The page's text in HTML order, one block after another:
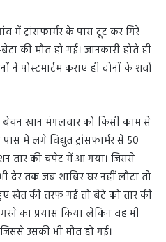
में ट्रांसफार्मर के पास टूट कर गिरे
की मौत हो गई। जानकारी होते ही
ने पोस्टमार्टम कराए ही दोनों के शवों
बेचन खान मंगलवार को किसी काम से
में लगे विद्युत ट्रांसफार्मर से 50
तार की चपेट में आ गया। जिससे
देर तक जब शाबिर घर नहीं लौटा तो
खेत की तरफ गई तो बेटे को तार की
का प्रयास किया लेकिन वह भी
उसकी भी मौत हो गई।